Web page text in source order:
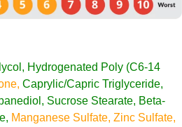
Hydrogenated Poly (C6-14
Caprylic/Capric Triglyceride,
Sucrose Stearate, Beta-
Manganese Sulfate, Zinc Sulfate,